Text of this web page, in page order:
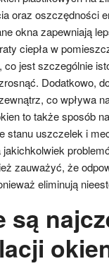
oraz oszczędności
okna zapewniają
ciepła w
co jest szczególnie
Dodatkowo,
co wpływa
to także sposób
stanu uszczelek i
jakichkolwiek
zauważyć, że
eliminują
są